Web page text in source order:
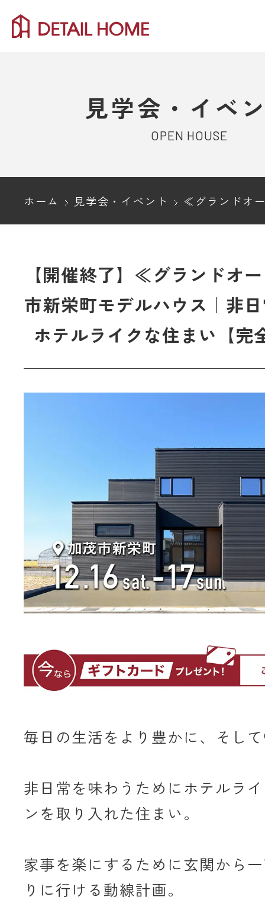
見学会・イベ
OPEN HOUSE
ホーム 見学会・イベント ≪グランドオープン≫加茂市新栄町モデルハウス｜非
【開催終了】≪グランドオ
市新栄町モデルハウス｜非
ホテルライクな住まい【完
毎日の生活をより豊かに、そし
非日常を味わうためにホテルラ
ンを取り入れた住まい。
家事を楽にするために玄関から
りに行ける動線計画。